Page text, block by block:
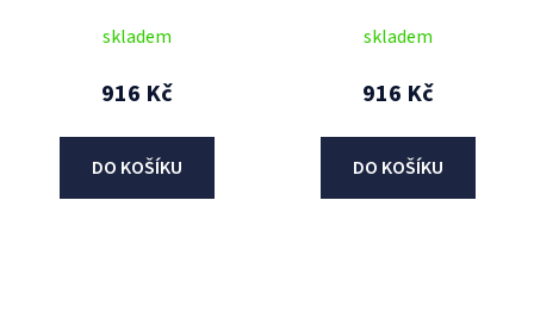
skladem
916 Kč
DO KOŠÍKU
skladem
916 Kč
DO KOŠÍKU